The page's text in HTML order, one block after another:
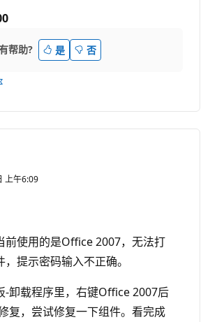
帮助? 是 否
上午6:09
前使用的是Office 2007，无法打
提示密码输入不正确。
-卸载程序里，右键Office 2007后
复，尝试修复一下组件。看完成